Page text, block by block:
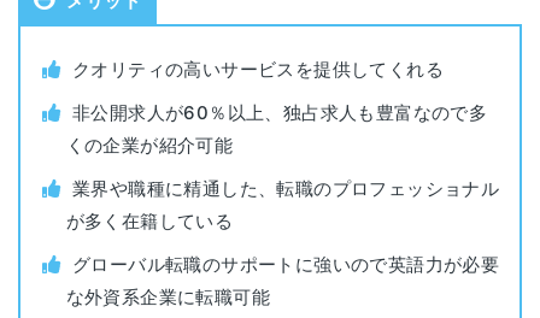
対象年代 年齢制限なし
利用料金 無料
公開求人数 約15,000件
非公開求人数 非公開
横浜
スカイビル18階
屋
名古屋三井ビルディング北館15階
静岡県浜松市中区板屋町111-2
浜松アクトタワー25階
静岡
静岡県静岡市葵区御幸町11番地30
クオリティの高いサービスを提供してくれる
非公開求人が60％以上、独占求人も豊富なので多
くの企業が紹介可能
業界や職種に精通した、転職のプロフェッショナル
が多く在籍している
グローバル転職のサポートに強いので英語力が必要
な外資系企業に転職可能